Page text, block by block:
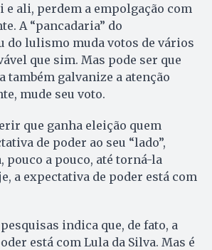
e ali, perdem a empolgação com
A “pancadaria” do
do lulismo muda votos de vários
que sim. Mas pode ser que
também galvanize a atenção
mude seu voto.
que ganha eleição quem
de poder ao seu “lado”,
pouco a pouco, até torná-la
a expectativa de poder está com
indica que, de fato, a
está com Lula da Silva. Mas é